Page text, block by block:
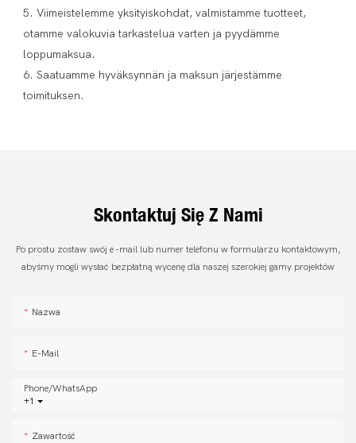
5. Viimeistelemme yksityiskohdat, valmistamme tuotteet,
otamme valokuvia tarkastelua varten ja pyydämme
loppumaksua.
6. Saatuamme hyväksynnän ja maksun järjestämme
toimituksen.
Skontaktuj Się Z Nami
Po prostu zostaw swój e -mail lub numer telefonu w formularzu kontaktowym,
abyśmy mogli wysłać bezpłatną wycenę dla naszej szerokiej gamy projektów
Nazwa
E-Mail
+1
Phone/whatsApp
Zawartość